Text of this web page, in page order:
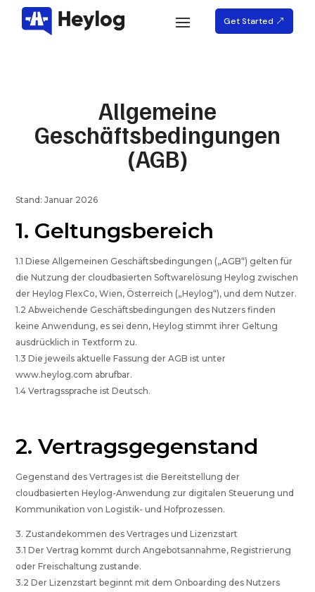
Get Started
Allgemeine
Geschäftsbedingungen
(AGB)
Stand: Januar 2026
1. Geltungsbereich
1.1 Diese Allgemeinen Geschäftsbedingungen („AGB“) gelten für
die Nutzung der cloudbasierten Softwarelösung Heylog zwischen
der Heylog FlexCo, Wien, Österreich („Heylog“), und dem Nutzer.
1.2 Abweichende Geschäftsbedingungen des Nutzers finden
keine Anwendung, es sei denn, Heylog stimmt ihrer Geltung
ausdrücklich in Textform zu.
1.3 Die jeweils aktuelle Fassung der AGB ist unter
www.heylog.com abrufbar.
1.4 Vertragssprache ist Deutsch.
2. Vertragsgegenstand
Gegenstand des Vertrages ist die Bereitstellung der
cloudbasierten Heylog-Anwendung zur digitalen Steuerung und
Kommunikation von Logistik- und Hofprozessen.
3. Zustandekommen des Vertrages und Lizenzstart
3.1 Der Vertrag kommt durch Angebotsannahme, Registrierung
oder Freischaltung zustande.
3.2 Der Lizenzstart beginnt mit dem Onboarding des Nutzers